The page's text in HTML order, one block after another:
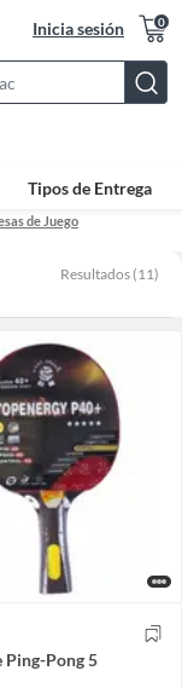
Inicia sesión 0
Bar
Tipos de Entrega
de Juego
Resultados (11)
Ping-Pong 5